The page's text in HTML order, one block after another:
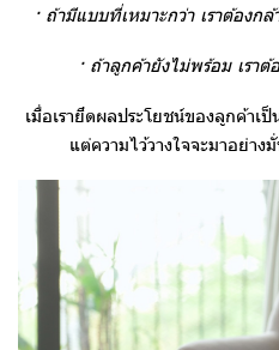
· ถ้ามีแบบที่เหมาะกว่า เราต้อง
· ถ้าลูกค้ายังไม่พร้อม เราต้
เมื่อเรายึดผลประโยชน์ของลูกค้าเ
แต่ความไว้วางใจจะมาอย่า